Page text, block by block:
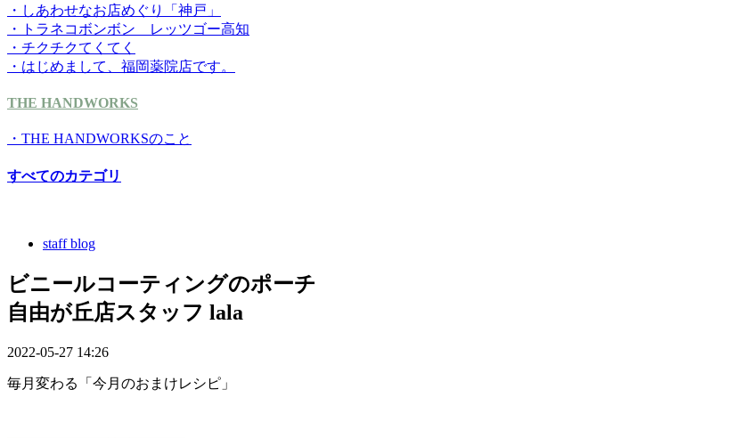
・しあわせなお店めぐり「神戸」
・トラネコボンボン レッツゴー高知
・チクチクてくてく
・はじめまして、福岡薬院店です。
THE HANDWORKS
・THE HANDWORKSのこと
すべてのカテゴリ
staff blog
ビニールコーティングのポーチ
自由が丘店スタッフ lala
2022-05-27 14:26
毎月変わる「今月のおまけレシピ」